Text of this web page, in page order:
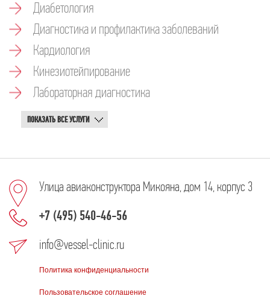
Диабетология
Диагностика и профилактика заболеваний
Кардиология
Кинезиотейпирование
Лабораторная диагностика
ПОКАЗАТЬ ВСЕ УСЛУГИ
Улица авиаконструктора Микояна, дом 14, корпус 3
+7 (495) 540-46-56
info@vessel-clinic.ru
Политика конфиденциальности
Пользовательское соглашение